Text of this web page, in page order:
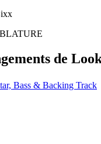
de
Bass & Backing Track